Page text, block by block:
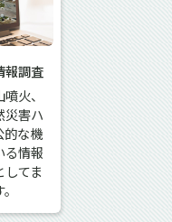
報調査
火、
災害ハ
的な機
る情報
してま